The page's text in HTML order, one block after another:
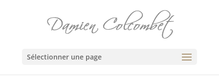
Sélectionner une page